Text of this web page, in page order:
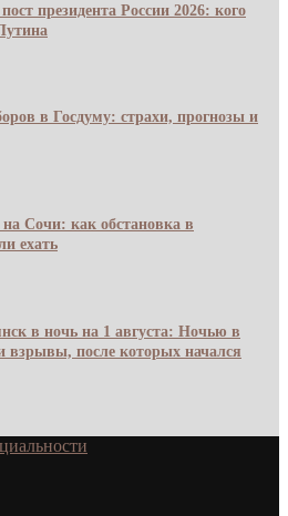
президента России 2026: кого
в Госдуму: страхи, прогнозы и
Сочи: как обстановка в
ехать
в ночь на 1 августа: Ночью в
взрывы, после которых начался